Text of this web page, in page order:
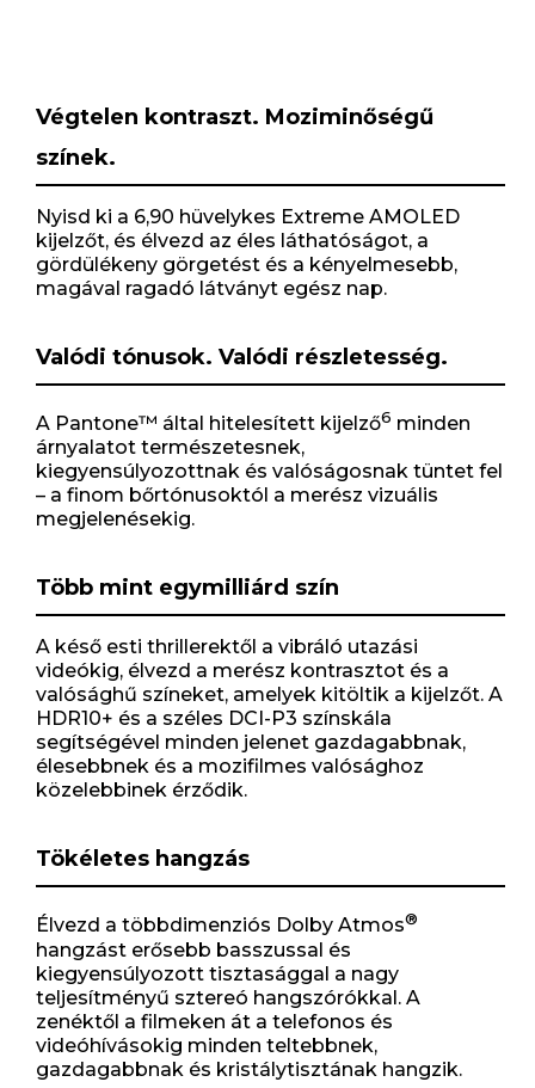
Végtelen kontraszt. Moziminőségű
színek.
Nyisd ki a 6,90 hüvelykes Extreme AMOLED
kijelzőt, és élvezd az éles láthatóságot, a
gördülékeny görgetést és a kényelmesebb,
magával ragadó látványt egész nap.
Valódi tónusok. Valódi részletesség.
A Pantone™ által hitelesített kijelző6 minden
árnyalatot természetesnek,
kiegyensúlyozottnak és valóságosnak tüntet fel
– a finom bőrtónusoktól a merész vizuális
megjelenésekig.
Több mint egymilliárd szín
A késő esti thrillerektől a vibráló utazási
videókig, élvezd a merész kontrasztot és a
valósághű színeket, amelyek kitöltik a kijelzőt. A
HDR10+ és a széles DCI-P3 színskála
segítségével minden jelenet gazdagabbnak,
élesebbnek és a mozifilmes valósághoz
közelebbinek érződik.
Tökéletes hangzás
Élvezd a többdimenziós Dolby Atmos®
hangzást erősebb basszussal és
kiegyensúlyozott tisztasággal a nagy
teljesítményű sztereó hangszórókkal. A
zenéktől a filmeken át a telefonos és
videóhívásokig minden teltebbnek,
gazdagabbnak és kristálytisztának hangzik.